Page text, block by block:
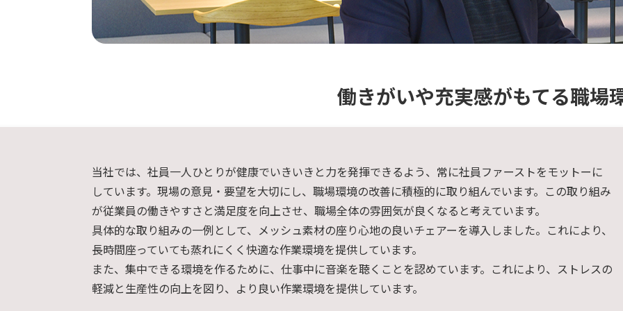
働きがいや充実感がもてる職場
当社では、社員一人ひとりが健康でいきいきと力を発揮できるよう、常に社員ファーストをモットーに
しています。現場の意見・要望を大切にし、職場環境の改善に積極的に取り組んでいます。この取り組み
が従業員の働きやすさと満足度を向上させ、職場全体の雰囲気が良くなると考えています。
具体的な取り組みの一例として、メッシュ素材の座り心地の良いチェアーを導入しました。これにより、
長時間座っていても蒸れにくく快適な作業環境を提供しています。
また、集中できる環境を作るために、仕事中に音楽を聴くことを認めています。これにより、ストレスの
軽減と生産性の向上を図り、より良い作業環境を提供しています。